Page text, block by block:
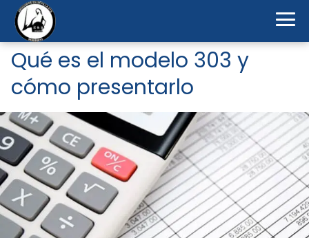
Qué es el modelo 303 y
cómo presentarlo